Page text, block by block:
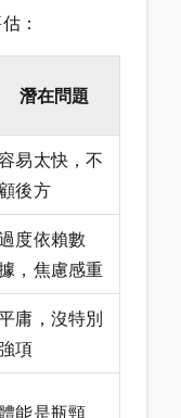
：
潛在問題
易太快，不
顧後方
度依賴數
，焦慮感重
庸，沒特別
項
能是瓶頸